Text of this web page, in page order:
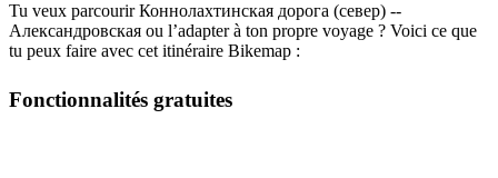
Tu veux parcourir Коннолахтинская дорога (север) --
Александровская ou l’adapter à ton propre voyage ? Voici ce que
tu peux faire avec cet itinéraire Bikemap :
Fonctionnalités gratuites